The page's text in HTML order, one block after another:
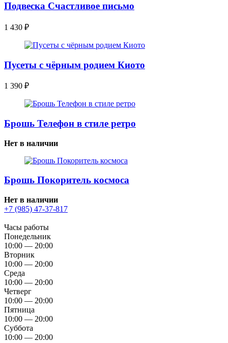
Подвеска Счастливое письмо
1 430 ₽
Пусеты с чёрным родием Киото
1 390 ₽
Брошь Телефон в стиле ретро
Нет в наличии
Брошь Покоритель космоса
Нет в наличии
+7 (985) 47-37-817
Часы работы
Понедельник
10:00 — 20:00
Вторник
10:00 — 20:00
Среда
10:00 — 20:00
Четверг
10:00 — 20:00
Пятница
10:00 — 20:00
Суббота
10:00 — 20:00